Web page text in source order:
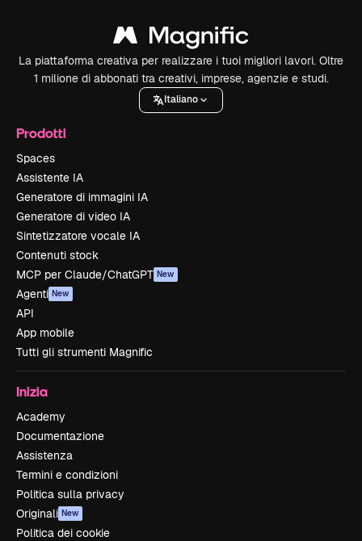
La piattaforma creativa per realizzare i tuoi migliori lavori. Oltre
1 milione di abbonati tra creativi, imprese, agenzie e studi.
Italiano
Prodotti
Spaces
Assistente IA
Generatore di immagini IA
Generatore di video IA
Sintetizzatore vocale IA
Contenuti stock
MCP per Claude/ChatGPT New
Agenti New
API
App mobile
Tutti gli strumenti Magnific
Inizia
Academy
Documentazione
Assistenza
Termini e condizioni
Politica sulla privacy
Originali New
Politica dei cookie